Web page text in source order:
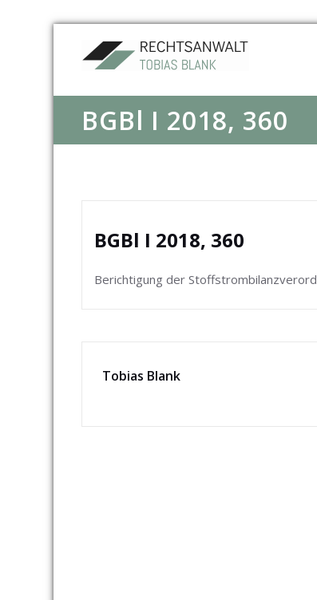
BGBl I 2018, 360
BGBl I 2018, 360
Berichtigung der
Tobias Blank